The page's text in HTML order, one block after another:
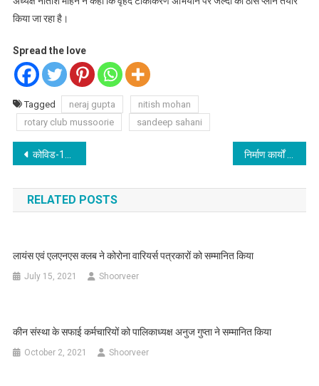
किया जा रहा है।
Spread the love
Tagged neraj gupta
nitish mohan
rotary club mussoorie
sandeep sahani
Post
navigation
कोविड-19 टीकाकरण के 146 वें दिन तक देशभर में राज्यवार जानिए क्या है स्थिति, पूरी खबर पढने के लिए लिंक पर click करे निर्माण कार्यों में लेटलतीफी से नाराज़ हुए विधानसभा अध्यक्ष
RELATED POSTS
लायंस एवं एलएनएस क्लब ने कोरोना वारियर्स पत्रकारों को सम्मानित किया
July 15, 2021 Shoorveer
कीन संस्था के सफाई कर्मचारियों को पालिकाध्यक्ष अनुज गुप्ता ने सम्मानित किया
October 2, 2021 Shoorveer